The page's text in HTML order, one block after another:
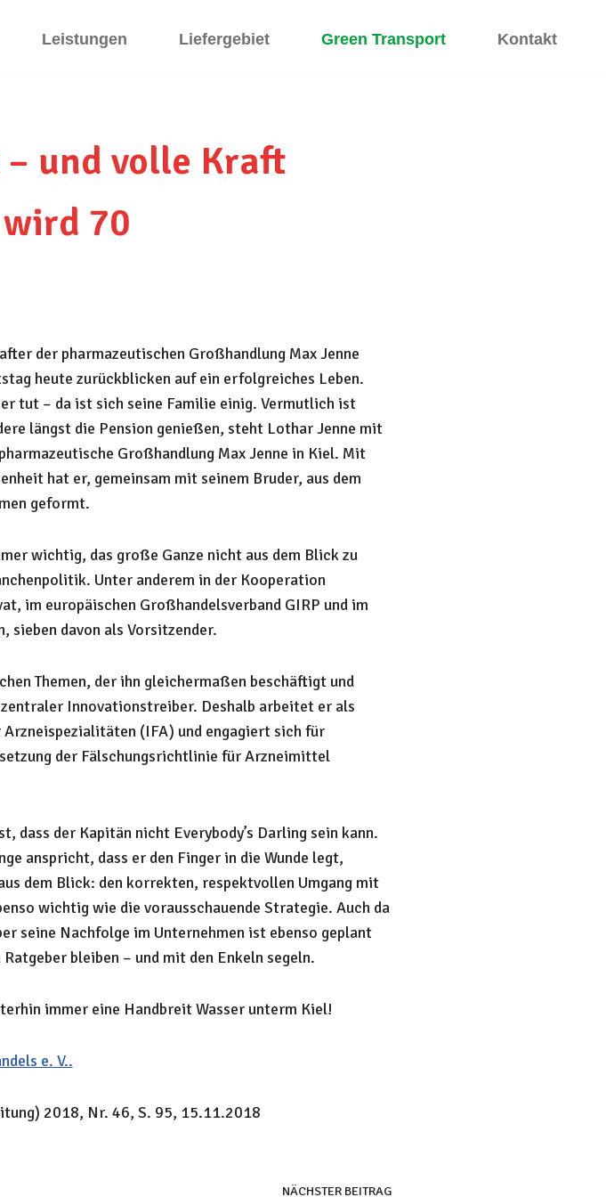
Leistungen Liefergebiet Green Transport Kontakt
und volle Kraft
70
der pharmazeutischen Großhandlung Max Jenne
heute zurückblicken auf ein erfolgreiches Leben.
tut – da ist sich seine Familie einig. Vermutlich ist
längst die Pension genießen, steht Lothar Jenne mit
Großhandlung Max Jenne in Kiel. Mit
hat er, gemeinsam mit seinem Bruder, aus dem
geformt.
wichtig, das große Ganze nicht aus dem Blick zu
Unter anderem in der Kooperation
im europä­ischen Großhandelsverband GIRP und im
sieben davon als Vorsitzender.
Themen, der ihn gleichermaßen beschäftigt und
Innovationstreiber. Deshalb arbeitet er als
(IFA) und engagiert sich für
der Fälschungsrichtlinie für Arzneimittel
dass der Kapitän nicht Everybody’s Darling sein kann.
anspricht, dass er den Finger in die Wunde legt,
dem Blick: den korrekten, respektvollen Umgang mit
wichtig wie die vorausschauende Strategie. Auch da
seine Nachfolge im Unternehmen ist ebenso geplant
bleiben – und mit den Enkeln segeln.
immer eine Handbreit Wasser unterm Kiel!
e. V..
2018, Nr. 46, S. 95, 15.11.2018
NÄCHSTER BEITRAG